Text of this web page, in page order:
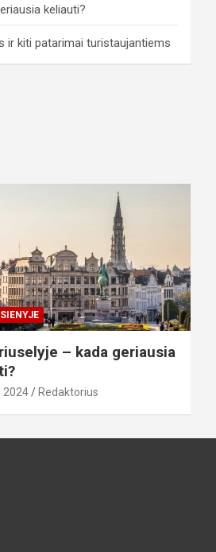
keliauti?
ir kiti patarimai turistaujantiems
– kada geriausia
2024 Redaktorius